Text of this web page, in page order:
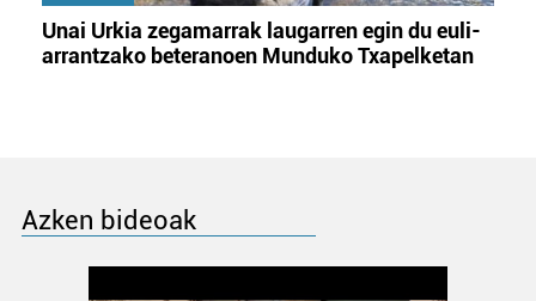
Unai Urkia zegamarrak laugarren egin du euli-
arrantzako beteranoen Munduko Txapelketan
Azken bideoak